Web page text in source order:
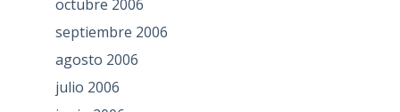
octubre 2006
septiembre 2006
agosto 2006
julio 2006